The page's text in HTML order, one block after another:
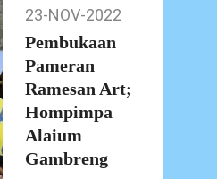
Eko Nugroho
Art
…
23-
Nov-
2022
23-NOV-2022
Pembukaan
Pameran
Ramesan Art;
Hompimpa
Alaium
Gambreng